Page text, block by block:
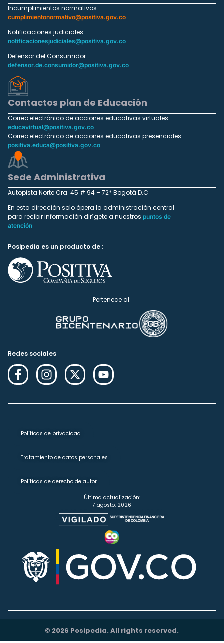
Incumplimientos normativos
cumplimientonormativo@positiva.gov.co
Notificaciones judiciales
notificacionesjudiciales@positiva.gov.co
Defensor del Consumidor
defensor.de.consumidor@positiva.gov.co
Contactos plan de Educación
Correo electrónico de acciones educativas virtuales
educavirtual@positiva.gov.co
Correo electrónico de acciones educativas presenciales
positiva.educa@positiva.gov.co
Sede Administrativa
Autopista Norte Cra. 45 # 94 – 72* Bogotá D.C
En esta dirección solo ópera la administración central
para recibir información dirígete a nuestros puntos de
atención
Posipedia es un producto de :
Pertenece al:
Redes sociales
Políticas de privacidad
Tratamiento de datos personales
Políticas de derecho de autor
Última actualización:
7 agosto, 2026
© 2026 Posipedia. All rights reserved.